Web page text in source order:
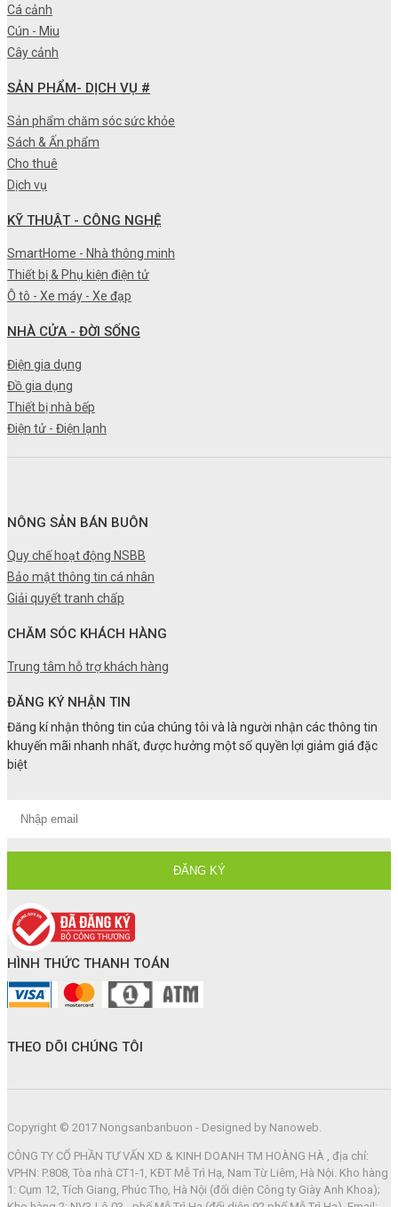
Cá cảnh
Cún - Miu
Cây cảnh
SẢN PHẨM- DỊCH VỤ #
Sản phẩm chăm sóc sức khỏe
Sách & Ấn phẩm
Cho thuê
Dịch vụ
KỸ THUẬT - CÔNG NGHỆ
SmartHome - Nhà thông minh
Thiết bị & Phụ kiện điện tử
Ô tô - Xe máy - Xe đạp
NHÀ CỬA - ĐỜI SỐNG
Điện gia dụng
Đồ gia dụng
Thiết bị nhà bếp
Điện tử - Điện lạnh
NÔNG SẢN BÁN BUÔN
Quy chế hoạt động NSBB
Bảo mật thông tin cá nhân
Giải quyết tranh chấp
CHĂM SÓC KHÁCH HÀNG
Trung tâm hỗ trợ khách hàng
ĐĂNG KÝ NHẬN TIN
Đăng kí nhận thông tin của chúng tôi và là người nhận các thông tin
khuyến mãi nhanh nhất, được hưởng một số quyền lợi giảm giá đặc
biệt
HÌNH THỨC THANH TOÁN
THEO DÕI CHÚNG TÔI
Copyright © 2017 Nongsanbanbuon - Designed by Nanoweb.
CÔNG TY CỔ PHẦN TƯ VẤN XD & KINH DOANH TM HOÀNG HÀ , địa chỉ:
VPHN: P.808, Tòa nhà CT1-1, KĐT Mễ Trì Hạ, Nam Từ Liêm, Hà Nội. Kho hàng
1: Cụm 12, Tích Giang, Phúc Thọ, Hà Nội (đối diện Công ty Giày Anh Khoa);